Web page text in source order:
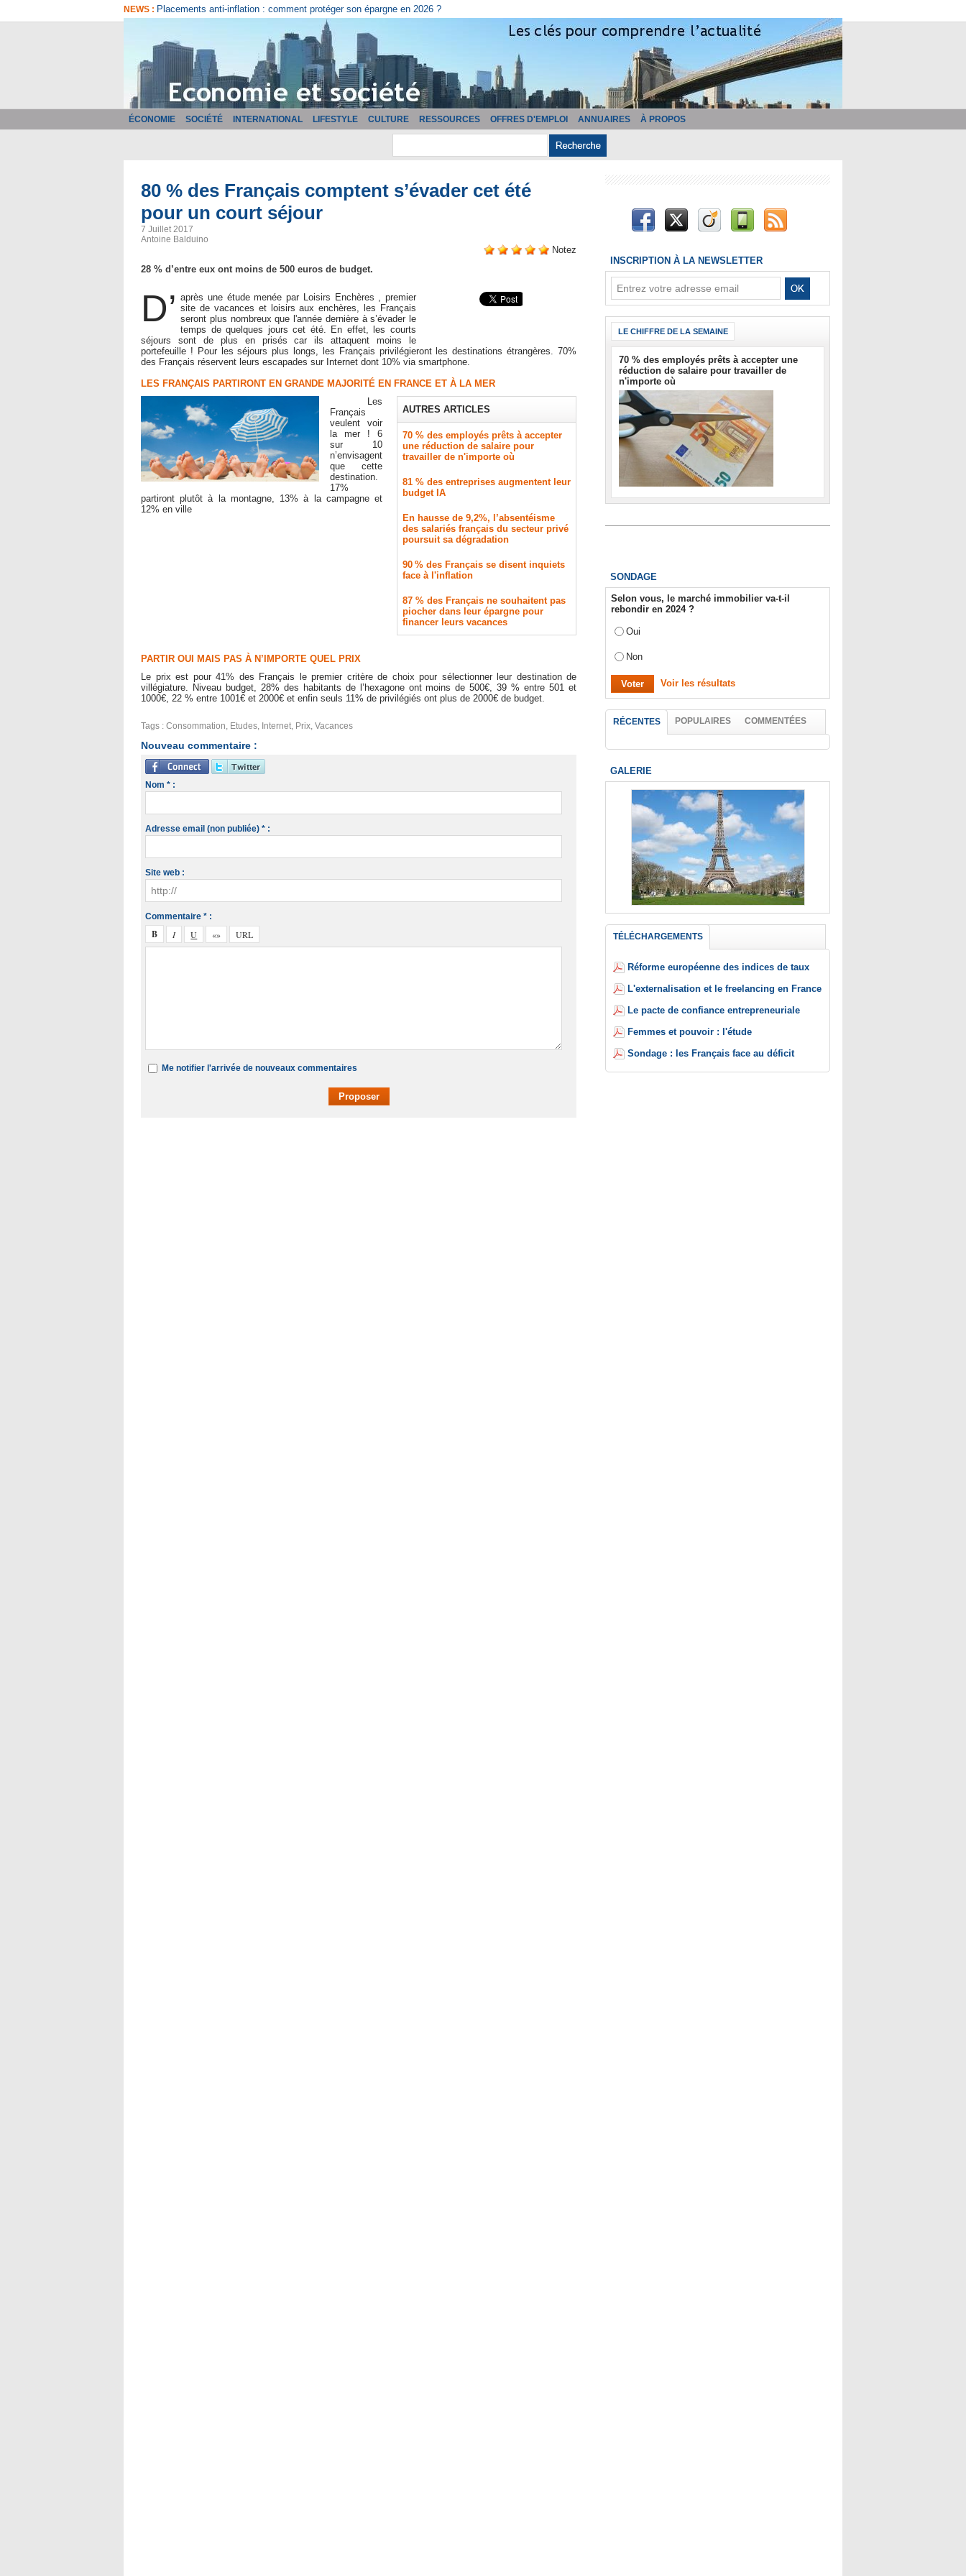
NEWS : Comment bien choisir son logiciel de facturation ?
ÉCONOMIE SOCIÉTÉ INTERNATIONAL LIFESTYLE CULTURE RESSOURCES OFFRES D'EMPLOI ANNUAIRES À PROPOS
80 % des Français comptent s’évader cet été
pour un court séjour
7 Juillet 2017
Antoine Balduino
Notez
28 % d’entre eux ont moins de 500 euros de budget.
D’ après une étude menée par Loisirs Enchères , premier
site de vacances et loisirs aux enchères, les Français
seront plus nombreux que l'année dernière à s’évader le
temps de quelques jours cet été. En effet, les courts
séjours sont de plus en prisés car ils attaquent moins le
portefeuille ! Pour les séjours plus longs, les Français privilégieront les destinations étrangères. 70%
des Français réservent leurs escapades sur Internet dont 10% via smartphone.
​LES FRANÇAIS PARTIRONT EN GRANDE MAJORITÉ EN FRANCE ET À LA MER
AUTRES ARTICLES
70 % des employés prêts à accepter
une réduction de salaire pour
travailler de n'importe où
81 % des entreprises augmentent leur
budget IA
En hausse de 9,2%, l’absentéisme
des salariés français du secteur privé
poursuit sa dégradation
90 % des Français se disent inquiets
face à l'inflation
87 % des Français ne souhaitent pas
piocher dans leur épargne pour
financer leurs vacances
Les
Français
veulent voir
la mer ! 6
sur 10
n’envisagent
que cette
destination.
17%
partiront plutôt à la montagne, 13% à la campagne et
12% en ville
​PARTIR OUI MAIS PAS À N’IMPORTE QUEL PRIX
Le prix est pour 41% des Français le premier critère de choix pour sélectionner leur destination de
villégiature. Niveau budget, 28% des habitants de l’hexagone ont moins de 500€, 39 % entre 501 et
1000€, 22 % entre 1001€ et 2000€ et enfin seuls 11% de privilégiés ont plus de 2000€ de budget.
Tags : Consommation, Etudes, Internet, Prix, Vacances
Nouveau commentaire :
Nom * :
Adresse email (non publiée) * :
Site web :
Commentaire * :
Me notifier l'arrivée de nouveaux commentaires
INSCRIPTION À LA NEWSLETTER
LE CHIFFRE DE LA SEMAINE
70 % des employés prêts à accepter une
réduction de salaire pour travailler de
n'importe où
SONDAGE
Selon vous, le marché immobilier va-t-il
rebondir en 2024 ?
Oui
Non
Voir les résultats
RÉCENTES POPULAIRES COMMENTÉES
GALERIE
TÉLÉCHARGEMENTS
Réforme européenne des indices de taux
L'externalisation et le freelancing en France
Le pacte de confiance entrepreneuriale
Femmes et pouvoir : l'étude
Sondage : les Français face au déficit